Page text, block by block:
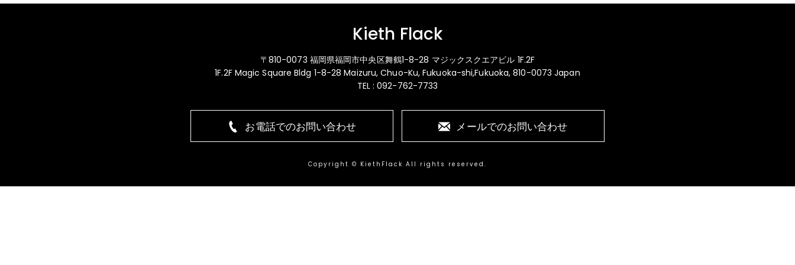
Kieth Flack
〒810-0073 福岡県福岡市中央区舞鶴1-8-28 マジックスクエアビル 1F.2F
1F.2F Magic Square Bldg 1-8-28 Maizuru, Chuo-Ku, Fukuoka-shi,Fukuoka, 810-0073 Japan
TEL : 092-762-7733
お電話でのお問い合わせ メールでのお問い合わせ
Copyright © KiethFlack All rights reserved.